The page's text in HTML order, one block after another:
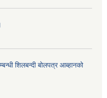
शिलबन्दी बोलपत्र आब्हानको